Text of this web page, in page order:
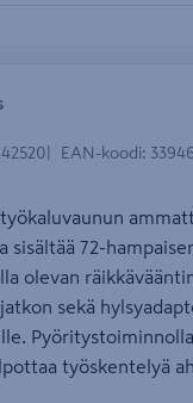
EAN-koodi:
sisältää 72-
olevan
sekä
työskentelyä